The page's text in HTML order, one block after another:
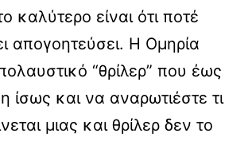
καλύτερο είναι ότι ποτέ
απογοητεύσει. Η Ομηρία
“θρίλερ” που έως
ίσως και να αναρωτιέστε τι
μιας και θρίλερ δεν το